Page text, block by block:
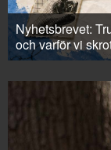
Nyhetsbrevet:
och varför vi